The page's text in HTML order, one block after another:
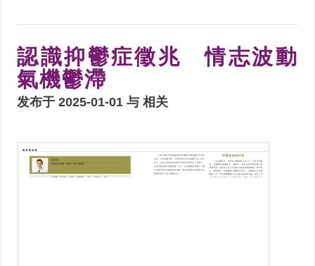
認識抑鬱症徵兆 情志波動
氣機鬱滯
发布于 2025-01-01 与相关